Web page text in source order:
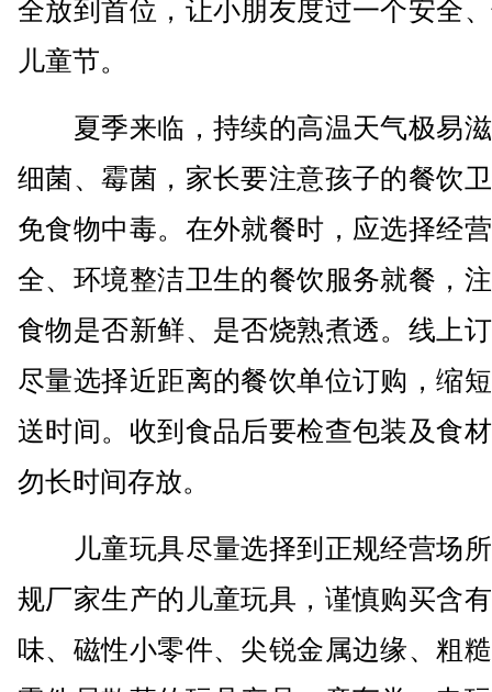
全放到首位，让小朋友度过一个安全
儿童节。
夏季来临，持续的高温天气极易
细菌、霉菌，家长要注意孩子的餐饮
免食物中毒。在外就餐时，应选择经
全、环境整洁卫生的餐饮服务就餐，
食物是否新鲜、是否烧熟煮透。线上
尽量选择近距离的餐饮单位订购，缩
送时间。收到食品后要检查包装及食
勿长时间存放。
儿童玩具尽量选择到正规经营场
规厂家生产的儿童玩具，谨慎购买含
味、磁性小零件、尖锐金属边缘、粗